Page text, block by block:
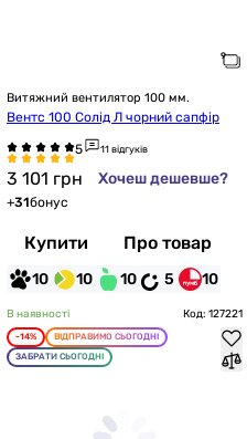
Витяжний вентилятор 100 мм.
Вентс 100 Солід Л чорний сапфір
11 відгуків
3 101 грн Хочеш дешевше?
+31бонус
Купити Про товар
10 10 10 5 10
В наявності Код: 127221
-14%
ВІДПРАВИМО СЬОГОДНІ
ЗАБРАТИ СЬОГОДНІ